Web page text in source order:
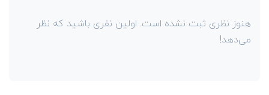
هنوز نظری ثبت نشده است. اولین نفری باشید که نظر
می‌دهد!